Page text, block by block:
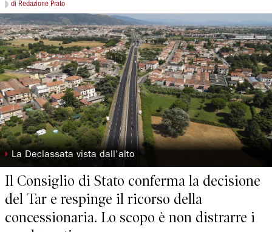
di Redazione Prato
◗ La Declassata vista dall'alto
Il Consiglio di Stato conferma la decisione
del Tar e respinge il ricorso della
concessionaria. Lo scopo è non distrarre i